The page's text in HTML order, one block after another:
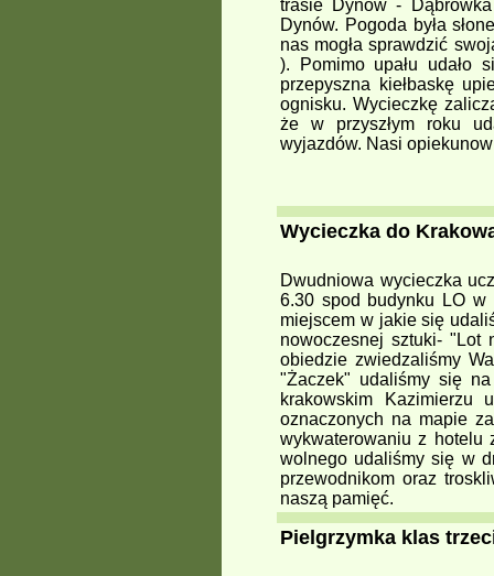
trasie Dynów -
Dynów. Pogoda była
nas mogła sprawdzić
). Pomimo upału
przepyszna kiełbaskę
ognisku. Wycieczkę
że w przyszłym roku
wyjazdów. Nasi
Wycieczka do
Dwudniowa wycieczka
6.30 spod budynku LO w
miejscem w jakie się
nowoczesnej sztuki- "Lot
obiedzie zwiedzaliśmy
"Żaczek" udaliśmy się
krakowskim Kazimierzu
oznaczonych na mapie
wykwaterowaniu z hotelu
wolnego udaliśmy się w
przewodnikom oraz
naszą pamięć.
Pielgrzymka klas